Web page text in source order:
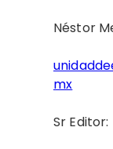
Néstor
mx
Sr Editor: